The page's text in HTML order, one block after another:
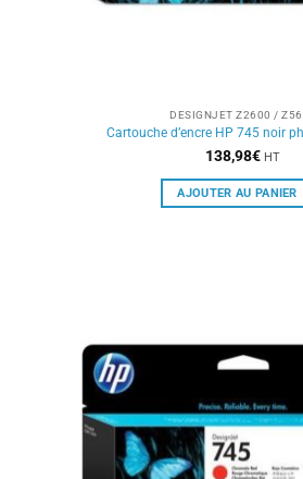
DESIGNJET Z2600 /
Cartouche d’encre HP 745 noir
138,98€ HT
AJOUTER AU PANIER